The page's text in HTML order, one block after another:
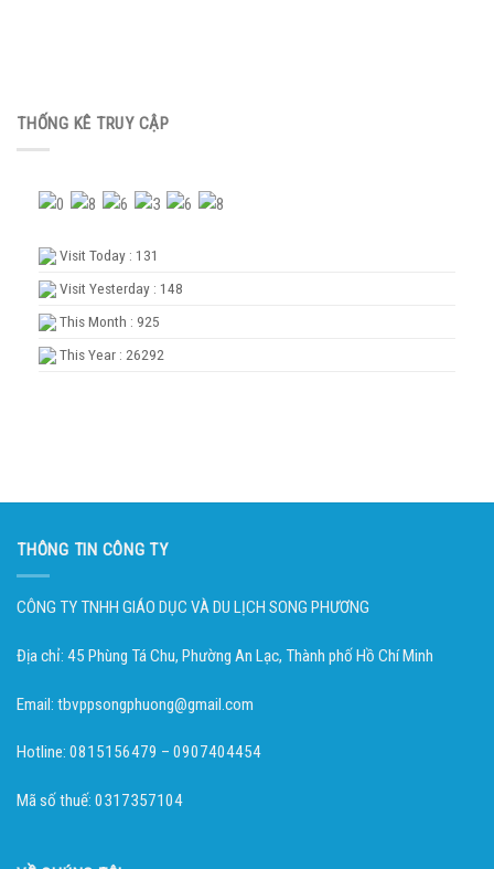
THỐNG KÊ TRUY CẬP
Visit Today : 131
Visit Yesterday : 148
This Month : 925
This Year : 26292
THÔNG TIN CÔNG TY
CÔNG TY TNHH GIÁO DỤC VÀ DU LỊCH SONG PHƯƠNG
Địa chỉ: 45 Phùng Tá Chu, Phường An Lạc, Thành phố Hồ Chí Minh
Email: tbvppsongphuong@gmail.com
Hotline: 0815156479 – 0907404454
Mã số thuế: 0317357104